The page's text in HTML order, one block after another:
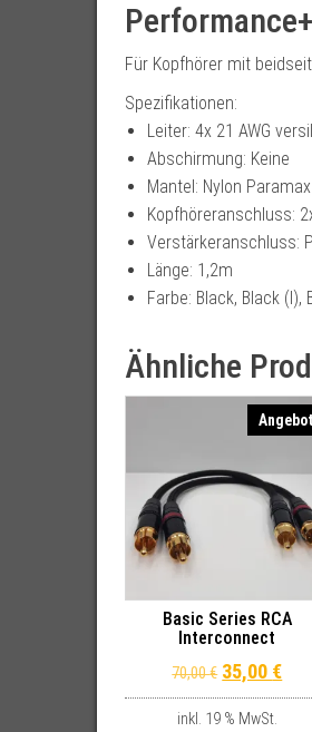
Für Kopfhörer mit
Spezifikationen:
Leiter: 4x 21 AWG
Abschirmung: Keine
Mantel: Nylon
Kopfhöreranschluss:
Verstärkeranschluss:
Länge: 1,2m
Farbe: Black, Black (l),
Ähnliche
Basic Series RCA
Interconnect
70,00€ Original
35,00 €
inkl. 19 % MwSt.